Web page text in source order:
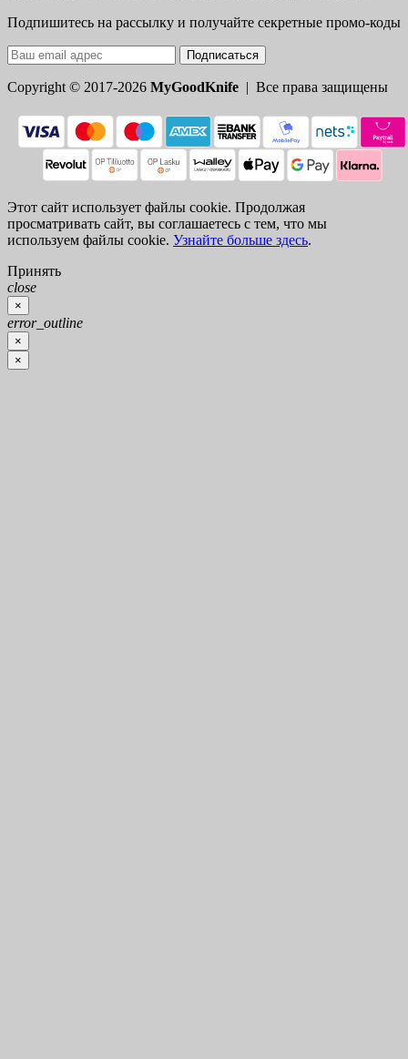
Подпишитесь на рассылку и получайте секретные промо-коды
Подписаться
Copyright © 2017-2026 MyGoodKnife | Все права защищены
Этот сайт использует файлы cookie. Продолжая
просматривать сайт, вы соглашаетесь с тем, что мы
используем файлы cookie. Узнайте больше здесь.
Принять
close
×
error_outline
×
×